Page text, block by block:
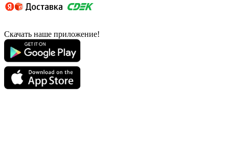
Скачать наше приложение!